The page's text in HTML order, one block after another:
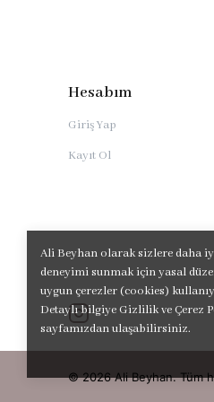
Ali Beyhan olarak sizlere daha
deneyimi sunmak için yasal
uygun çerezler (cookies)
Detaylı bilgiye Gizlilik ve Çerez
sayfamızdan ulaşabilirsiniz.
Hesabım
Giriş Yap
Kayıt Ol
© 2026 Ali Beyhan. Tüm